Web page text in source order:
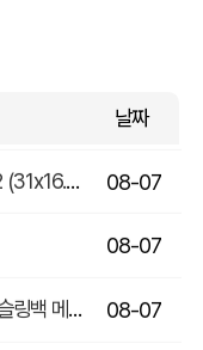
날짜
08-07
08-07
08-07
08-07